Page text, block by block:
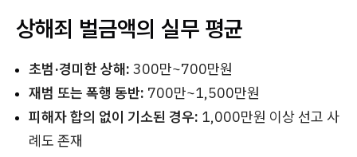
상해죄 벌금액의 실무 평균
초범·경미한 상해: 300만~700만원
재범 또는 폭행 동반: 700만~1,500만원
피해자 합의 없이 기소된 경우: 1,000만원 이상 선고 사
례도 존재